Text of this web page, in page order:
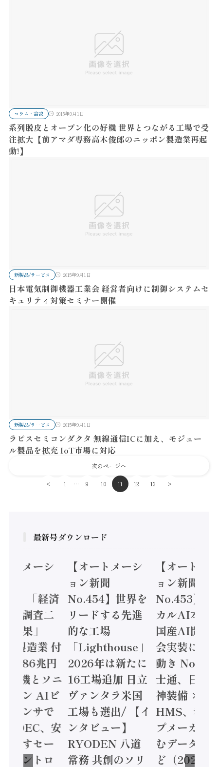
コラム・論説 2015年9月1日
系列脱皮とオープン化の好機 世界とつながる工場で受
注拡大【前アマダ専務高木俊郎のニッポン製造業再起
動!】
新製品/サービス 2015年9月1日
日本電気制御機器工業会 経営者向けに制御システムセ
キュリティ対策セミナー開催
新製品/サービス 2015年9月1日
ラピスセミコンダクタ 無線通信ICに加え、モジュー
ル製品を拡充 IoT市場に対応
次のページへ
< 1 … 9 10 11 12 13 >
最新号ダウンロード
トメーシ
】「経済
態調査二
結果」
年製造業 付
額86兆円
電機とソニ
コン AIビ
センサで
/ IDEC、安
かすセー
コントロ
【オートメーシ
ョン新聞
No.454】世界を
リードする先進
的な工場
「Lighthouse」
2026年は新たに
16工場追加 日立
ヴァンタラ米国
工場も選出/ 【イ
ンタビュー】
RYODEN 八道
常務 共創のソリ
【オートメ
ョン新聞
No.453】フ
カルAI本格
国産AI開発
会実装に活
動き
士通、日立
神装備 ×
HMS、老舗
プメーカー
むデータ活
ど（2026年